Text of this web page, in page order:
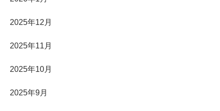
2025年12月
2025年11月
2025年10月
2025年9月